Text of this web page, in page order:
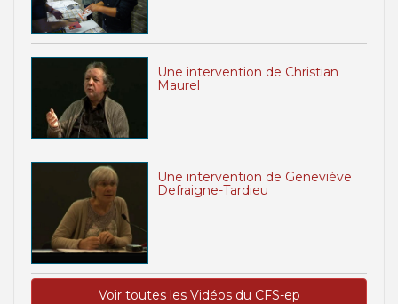
Une intervention de Christian
Maurel
Une intervention de Geneviève
Defraigne-Tardieu
Voir toutes les Vidéos du CFS-ep